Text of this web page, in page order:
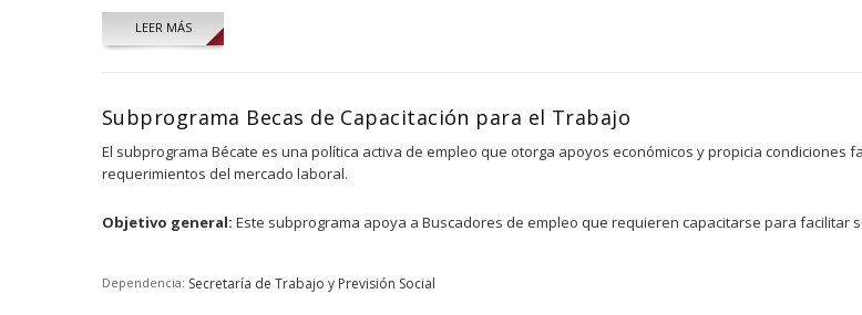
LEER MÁS
Subprograma Becas de Capacitación para el Trabajo
El subprograma Bécate es una política activa de empleo que otorga apoyos económicos y propicia
requerimientos del mercado laboral.
Objetivo general: Este subprograma apoya a Buscadores de empleo que requieren capacitarse para
Dependencia: Secretaría de Trabajo y Previsión Social